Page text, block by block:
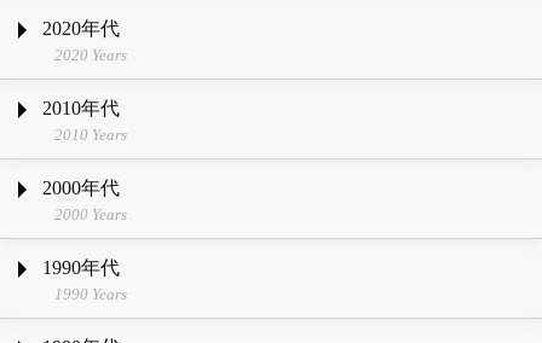
2020年代
2020 Years
2010年代
2010 Years
2000年代
2000 Years
1990年代
1990 Years